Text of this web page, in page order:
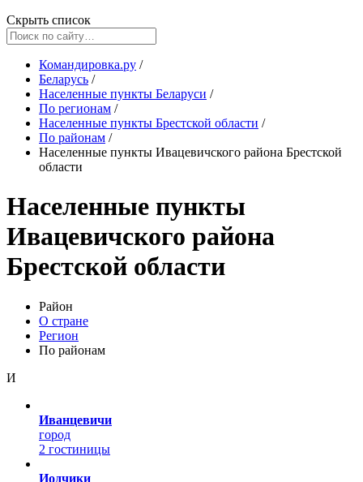
Скрыть список
Командировка.ру /
Беларусь /
Населенные пункты Беларуси /
По регионам /
Населенные пункты Брестской области /
По районам /
Населенные пункты Ивацевичского района Брестской
области
Населенные пункты
Ивацевичского района
Брестской области
Район
О стране
Регион
По районам
И
Иванцевичи
город
2 гостиницы
Иодчики